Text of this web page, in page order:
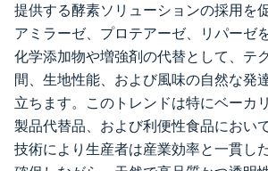
提供する酵素ソリューションの採用を
アミラーゼ、プロテアーゼ、リパーゼ
化学添加物や増強剤の代替として、テ
間、生地性能、および風味の自然な発
立ちます。このトレンドは特にベーカ
製品代替品、および利便性食品におい
技術により生産者は産業効率と一貫し